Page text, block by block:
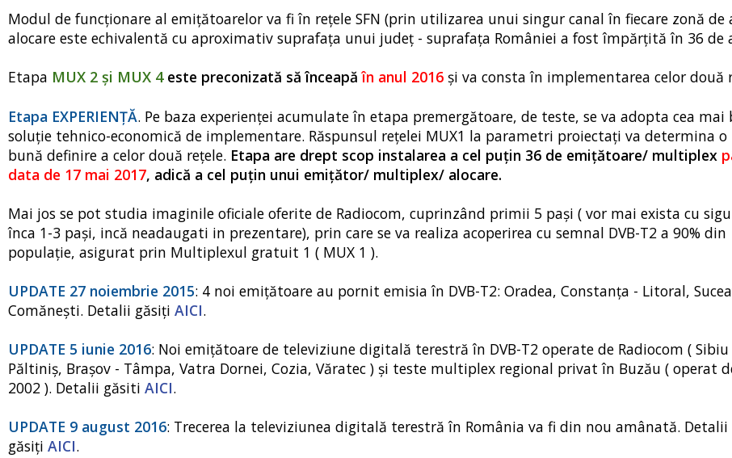
Modul de funcţionare al emiţătoarelor va fi în reţele SFN (prin utilizarea unui singur canal în fiecare zonă de
alocare este echivalentă cu aproximativ suprafaţa unui judeţ - suprafaţa României a fost împărţită în 36 de
Etapa MUX 2 şi MUX 4este preconizată să înceapăîn anul 2016 şi va consta în implementarea celor două
Etapa EXPERIENŢĂ. Pe baza experienţei acumulate în etapa premergătoare, de teste, se va adopta cea mai
soluţie tehnico-economică de implementare. Răspunsul reţelei MUX1 la parametri proiectaţi va determina o
bună definire a celor două reţele. Etapa are drept scop instalarea a cel puţin 36 de emiţătoare/ multiplex
data de 17 mai 2017, adică a cel puţin unui emiţător/ multiplex/ alocare.
Mai jos se pot studia imaginile oficiale oferite de Radiocom, cuprinzând primii 5 pași ( vor mai exista cu
înca 1-3 pași, incă neadaugati in prezentare), prin care se va realiza acoperirea cu semnal DVB-T2 a 90% din
populație, asigurat prin Multiplexul gratuit 1 ( MUX 1 ).
UPDATE 27 noiembrie 2015: 4 noi emițătoare au pornit emisia în DVB-T2: Oradea, Constanţa - Litoral,
Comăneşti. Detalii găsiți AICI.
UPDATE 5 iunie 2016: Noi emițătoare de televiziune digitală terestră în DVB-T2 operate de Radiocom ( Sibiu
Păltiniş, Braşov - Tâmpa, Vatra Dornei, Cozia, Văratec ) și teste multiplex regional privat în Buzău ( operat
2002 ). Detalii găsiti AICI.
UPDATE 9 august 2016: Trecerea la televiziunea digitală terestră în România va fi din nou amânată. Detalii
găsiți AICI.